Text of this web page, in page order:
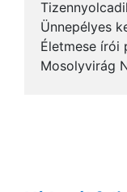
Ünnepélyes
Életmese írói
Mosolyvirág